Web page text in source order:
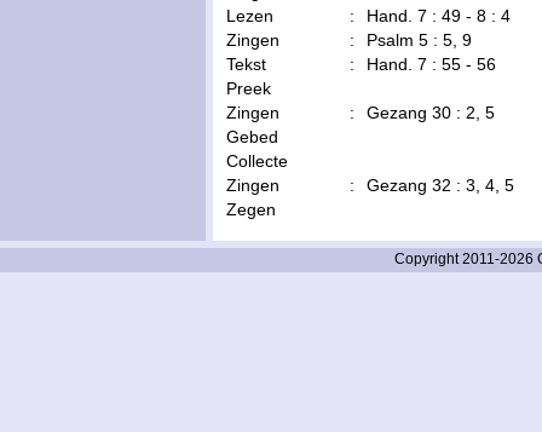
Lezen
:
Hand. 7 : 49 - 8 : 4
Zingen
:
Psalm 5 : 5, 9
Tekst
:
Hand. 7 : 55 - 56
Preek
Zingen
:
Gezang 30 : 2, 5
Gebed
Collecte
Zingen
:
Gezang 32 : 3, 4, 5
Zegen
Copyright 2011-2026